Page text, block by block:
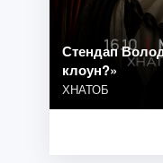
Стендап
клоун?»
ХНАТОБ